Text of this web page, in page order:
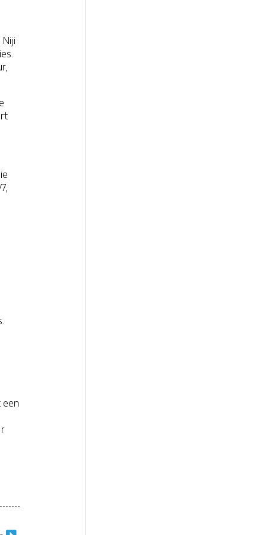
een